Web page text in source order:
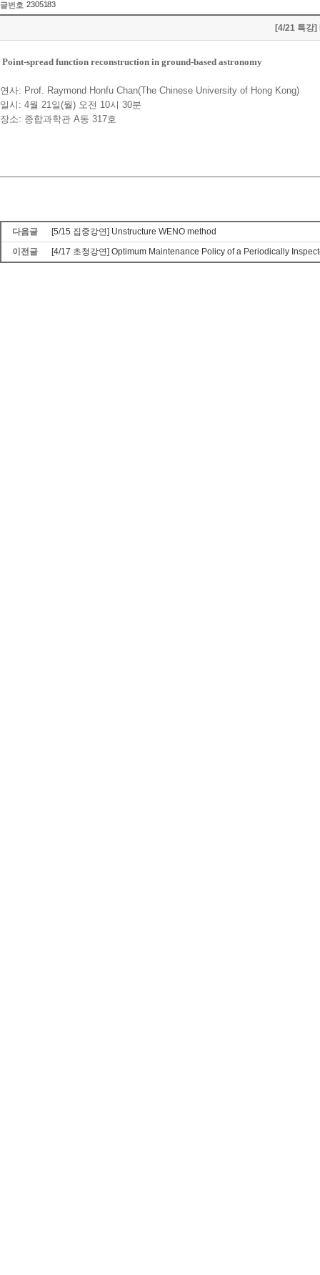
글번호 2305183
[4/21 특강
Point-spread function reconstruction in ground-based astronomy
연사: Prof. Raymond Honfu Chan(The Chinese University of Hong Kong)
일시: 4월 21일(월) 오전 10시 30분
장소: 종합과학관 A동 317호
다음글
[5/15 집중강연] Unstructure WENO method
이전글
[4/17 초청강연] Optimum Maintenance Policy of a Periodically